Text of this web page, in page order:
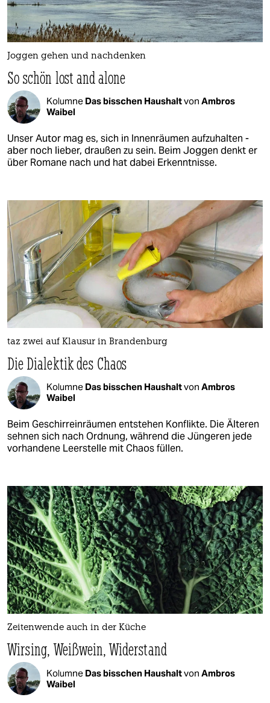
Joggen gehen und nachdenken
So schön lost and alone
Kolumne Das bisschen Haushaltvon Ambros
Waibel
Unser Autor mag es, sich in Innenräumen aufzuhalten -
aber noch lieber, draußen zu sein. Beim Joggen denkt er
über Romane nach und hat dabei Erkenntnisse.
taz zwei auf Klausur in Brandenburg
Die Dialektik des Chaos
Kolumne Das bisschen Haushaltvon Ambros
Waibel
Beim Geschirreinräumen entstehen Konflikte. Die Älteren
sehnen sich nach Ordnung, während die Jüngeren jede
vorhandene Leerstelle mit Chaos füllen.
Zeitenwende auch in der Küche
Wirsing, Weißwein, Widerstand
Kolumne Das bisschen Haushaltvon Ambros
Waibel